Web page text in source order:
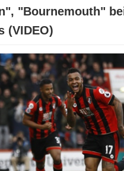
"Bournemouth"
(VIDEO)